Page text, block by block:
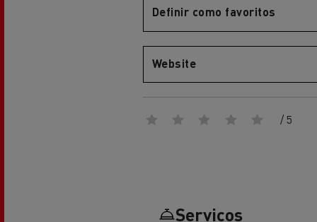
Renault Trucks Trafic Red EDITION
elétrica para camiões
A nossa visão
Definir como favoritos
Website
/ 5
Serviços